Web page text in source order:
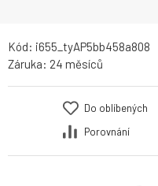
Kód: i655_tyAP5bb458a808
Záruka: 24 měsíců
Do oblíbených
Porovnání